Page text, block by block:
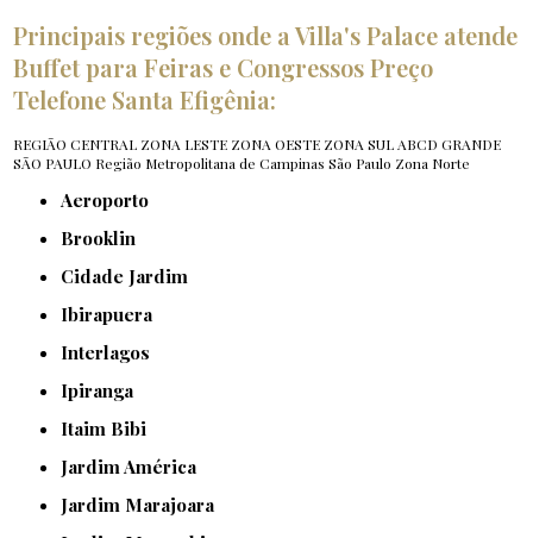
Principais regiões onde a Villa's Palace atende
Buffet para Feiras e Congressos Preço
Telefone Santa Efigênia:
REGIÃO CENTRAL ZONA LESTE ZONA OESTE ZONA SUL ABCD GRANDE
SÃO PAULO Região Metropolitana de Campinas São Paulo Zona Norte
Aeroporto
Brooklin
Cidade Jardim
Ibirapuera
Interlagos
Ipiranga
Itaim Bibi
Jardim América
Jardim Marajoara